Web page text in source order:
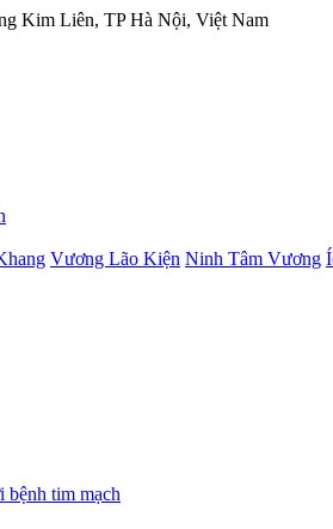
Kim Liên, TP Hà Nội, Việt Nam
Vương Lão Kiện Ninh Tâm Vương
tim mạch